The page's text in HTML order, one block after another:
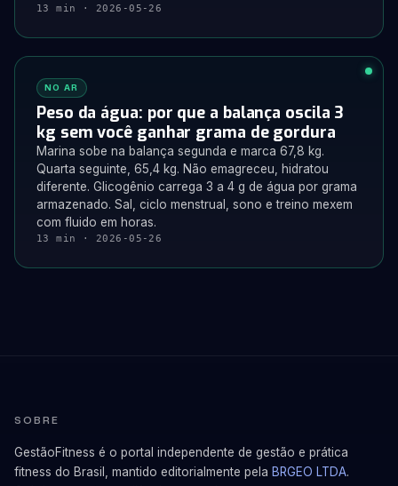
13 min · 2026-05-26
NO AR
Peso da água: por que a balança oscila 3
kg sem você ganhar grama de gordura
Marina sobe na balança segunda e marca 67,8 kg.
Quarta seguinte, 65,4 kg. Não emagreceu, hidratou
diferente. Glicogênio carrega 3 a 4 g de água por grama
armazenado. Sal, ciclo menstrual, sono e treino mexem
com fluido em horas.
13 min · 2026-05-26
SOBRE
GestãoFitness é o portal independente de gestão e prática
fitness do Brasil, mantido editorialmente pela BRGEO LTDA.